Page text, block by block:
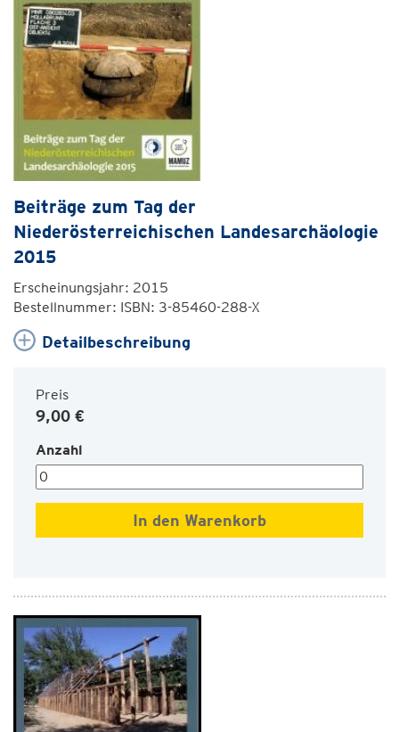
Beiträge zum Tag der
Niederösterreichischen Landesarchäologie
2015
Erscheinungsjahr: 2015
Bestellnummer: ISBN: 3-85460-288-X
Detailbeschreibung
Preis
9,00 €
Anzahl